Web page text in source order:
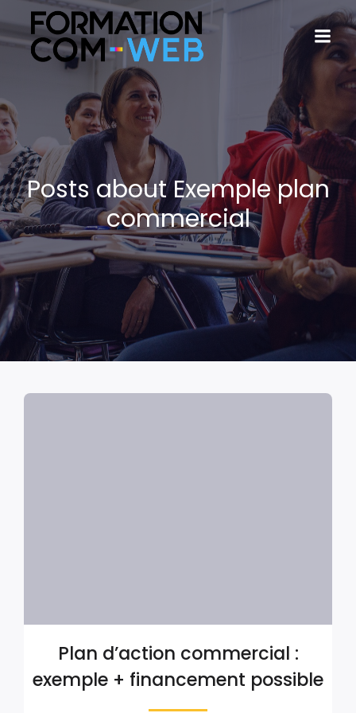
Posts about Exemple plan
commercial
Plan d’action commercial :
exemple + financement possible